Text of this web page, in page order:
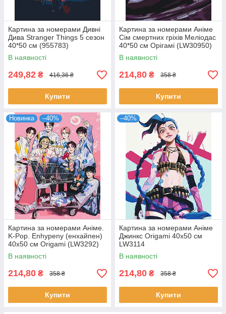
Картина за номерами Дивні
Дива Stranger Things 5 сезон
40*50 см (955783)
В наявності
249,82 ₴ 416,36 ₴
Купити
Картина за номерами Аніме
Сім смертних гріхів Меліодас
40*50 см Орігамі (LW30950)
В наявності
214,80 ₴ 358 ₴
Купити
Новинка –40%
Картина за номерами Аніме.
K-Pop. Enhypenу (енхайпен)
40x50 см Origami (LW3292)
В наявності
214,80 ₴ 358 ₴
Купити
–40%
Картина за номерами Аніме
Джинкс Origami 40x50 см
LW3114
В наявності
214,80 ₴ 358 ₴
Купити